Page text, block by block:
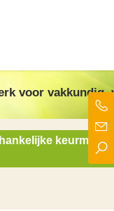
in Nederland!
voor vakkundig,
keurmerk